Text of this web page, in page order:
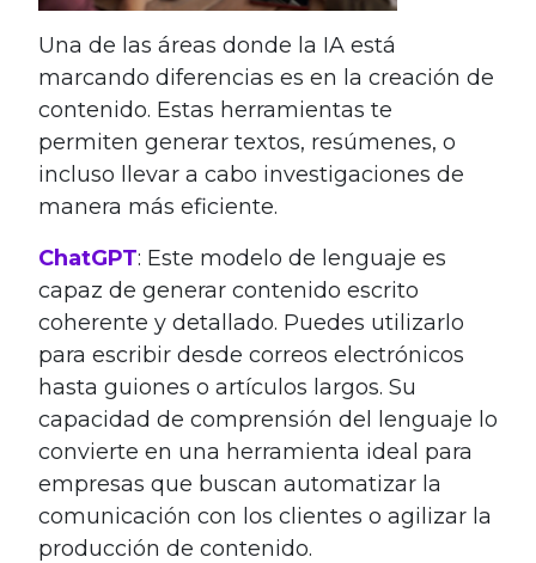
Una de las áreas donde la IA está
marcando diferencias es en la creación de
contenido. Estas herramientas te
permiten generar textos, resúmenes, o
incluso llevar a cabo investigaciones de
manera más eficiente.
ChatGPT: Este modelo de lenguaje es
capaz de generar contenido escrito
coherente y detallado. Puedes utilizarlo
para escribir desde correos electrónicos
hasta guiones o artículos largos. Su
capacidad de comprensión del lenguaje lo
convierte en una herramienta ideal para
empresas que buscan automatizar la
comunicación con los clientes o agilizar la
producción de contenido.